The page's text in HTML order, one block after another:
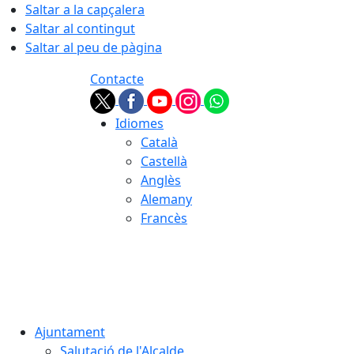
Saltar a la capçalera
Saltar al contingut
Saltar al peu de pàgina
Contacte
Idiomes
Català
Castellà
Anglès
Alemany
Francès
Ajuntament